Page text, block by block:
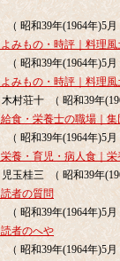
（ 昭和39年(1964年)5月
よみもの・時評｜料理
（ 昭和39年(1964年)5月
よみもの・時評｜料理
木村荘十 （ 昭和39年
給食・栄養士の職場｜
（ 昭和39年(1964年)5月
栄養・育児・病人食｜
児玉桂三 （ 昭和39年
読者の質問
（ 昭和39年(1964年)5月
読者のへや
（ 昭和39年(1964年)5月